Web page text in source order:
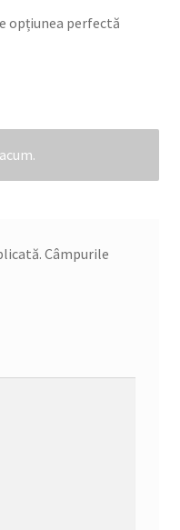
opțiunea perfectă
Câmpurile